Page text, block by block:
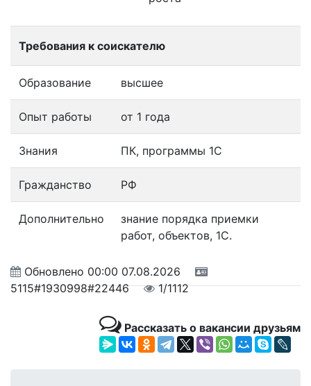
Требования к соискателю
Образование высшее
Опыт работы от 1 года
Знания ПК, программы 1С
Гражданство РФ
Дополнительно
знание порядка приемки
работ, объектов, 1С.
Обновлено 00:00 07.08.2026
5115#1930998#22446
1/1112
Рассказать о вакансии друзьям